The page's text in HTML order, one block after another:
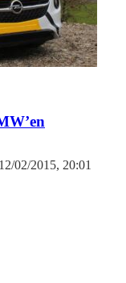
12/02/2015, 20:01